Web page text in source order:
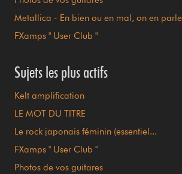
Metallica - En bien ou en mal, on en parle
FXamps " User Club "
Sujets les plus actifs
Kelt amplification
LE MOT DU TITRE
Le rock japonais féminin (essentiel...
FXamps " User Club "
Photos de vos guitares